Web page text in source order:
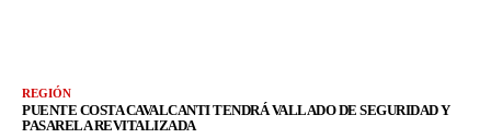
REGIÓN
PUENTE COSTA CAVALCANTI TENDRÁ VALLADO DE SEGURIDAD Y
PASARELA REVITALIZADA